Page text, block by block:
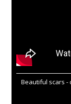
Beautiful scars -